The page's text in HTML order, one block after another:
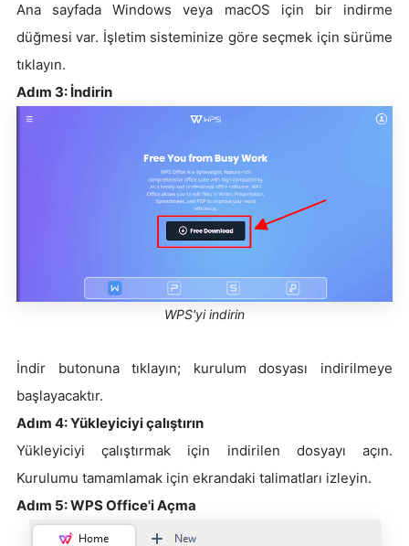
Ana sayfada Windows veya macOS için bir indirme
düğmesi var. İşletim sisteminize göre seçmek için sürüme
tıklayın.
Adım 3: İndirin
WPS'yi indirin
İndir butonuna tıklayın; kurulum dosyası indirilmeye
başlayacaktır.
Adım 4: Yükleyiciyi çalıştırın
Yükleyiciyi çalıştırmak için indirilen dosyayı açın.
Kurulumu tamamlamak için ekrandaki talimatları izleyin.
Adım 5: WPS Office'i Açma